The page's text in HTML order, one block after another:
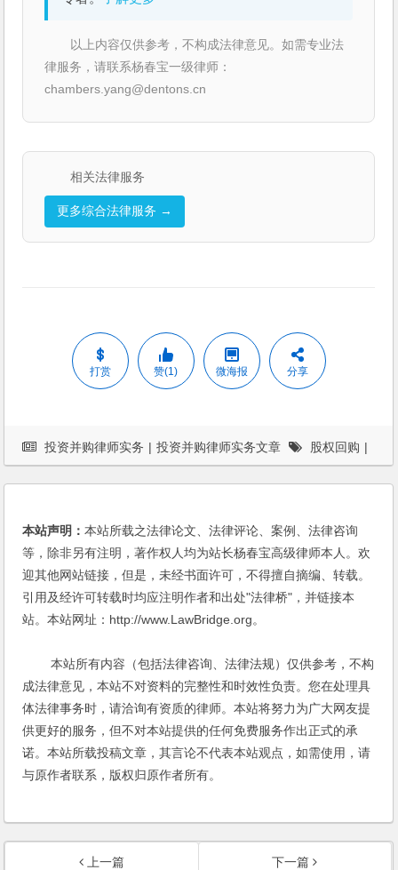
以上内容仅供参考，不构成法律意见。如需专业法
律服务，请联系杨春宝一级律师：
chambers.yang@dentons.cn
相关法律服务
更多综合法律服务 →
打赏 赞(1) 微海报 分享
投资并购律师实务 | 投资并购律师实务文章 股权回购 |
股权激励
本站声明：本站所载之法律论文、法律评论、案例、法律咨询
等，除非另有注明，著作权人均为站长杨春宝高级律师本人。欢
迎其他网站链接，但是，未经书面许可，不得擅自摘编、转载。
引用及经许可转载时均应注明作者和出处"法律桥"，并链接本
站。本站网址：http://www.LawBridge.org。
本站所有内容（包括法律咨询、法律法规）仅供参考，不构
成法律意见，本站不对资料的完整性和时效性负责。您在处理具
体法律事务时，请洽询有资质的律师。本站将努力为广大网友提
供更好的服务，但不对本站提供的任何免费服务作出正式的承
诺。本站所载投稿文章，其言论不代表本站观点，如需使用，请
与原作者联系，版权归原作者所有。
上一篇
下一篇